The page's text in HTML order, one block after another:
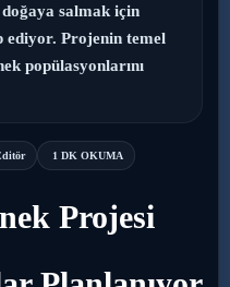
salmak için
Projenin temel
popülasyonlarını
1 DK OKUMA
Projesi